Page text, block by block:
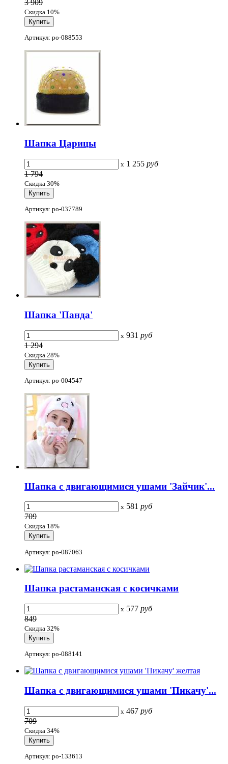
3 909
Скидка 10%
Артикул: po-088553
Шапка Царицы
x 1 255 руб
1 794
Скидка 30%
Артикул: po-037789
Шапка 'Панда'
x 931 руб
1 294
Скидка 28%
Артикул: po-004547
Шапка с двигающимися ушами 'Зайчик'...
x 581 руб
709
Скидка 18%
Артикул: po-087063
Шапка растаманская с косичками
x 577 руб
849
Скидка 32%
Артикул: po-088141
Шапка с двигающимися ушами 'Пикачу'...
x 467 руб
709
Скидка 34%
Артикул: po-133613